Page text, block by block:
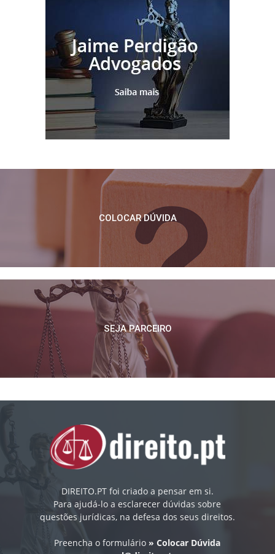
COLOCAR DÚVIDA
SEJA PARCEIRO
DIREITO.PT foi criado a pensar em si.
Para ajudá-lo a esclarecer dúvidas sobre
questões jurídicas, na defesa dos seus direitos.
Preencha o formulário » Colocar Dúvida